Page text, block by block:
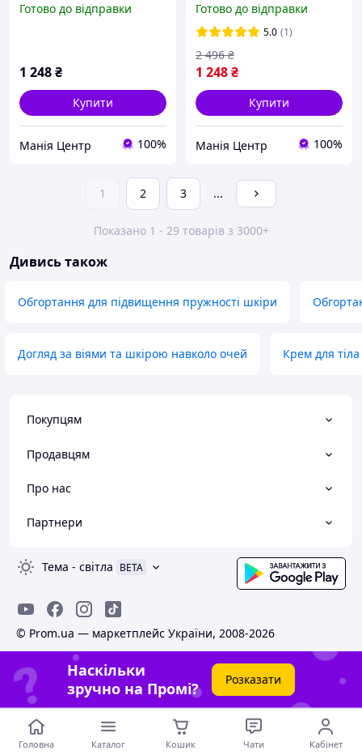
Hillary Salicylic Hair Reset
Готово до відправки
1 248₴
Купити
Манія Центр 100%
Hillary Salicylic Hair &
Scalp Restoration Set
Готово до відправки
5.0 (1)
1 248₴
2 496 ₴
Купити
Манія Центр 100%
1 2 3 ...
Показано 1 - 29 товарів з 3000+
Дивись також
Обгортання для підвищення пружності шкіри
Догляд за віями та шкірою навколо очей Крем для тіла
Покупцям
Продавцям
Про нас
Партнери
Тема - світла BETA
© Prom.ua — маркетплейс України, 2008-2026
Наскільки
зручно на Промі?
Розказати
Головна Каталог Кошик Чати Кабінет